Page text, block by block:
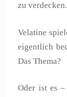
zu
Velatine
eigentlich
Das Thema?
Oder ist es